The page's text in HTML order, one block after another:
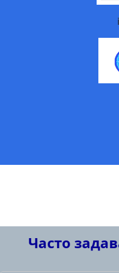
Часто